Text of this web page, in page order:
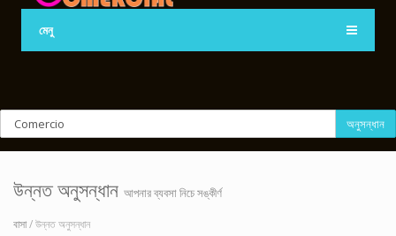
মেনু
অনুসন্ধান
উন্নত অনুসন্ধান আপনার ব্যবসা নিচে সঙ্কীর্ণ
বাসা/ উন্নত অনুসন্ধান